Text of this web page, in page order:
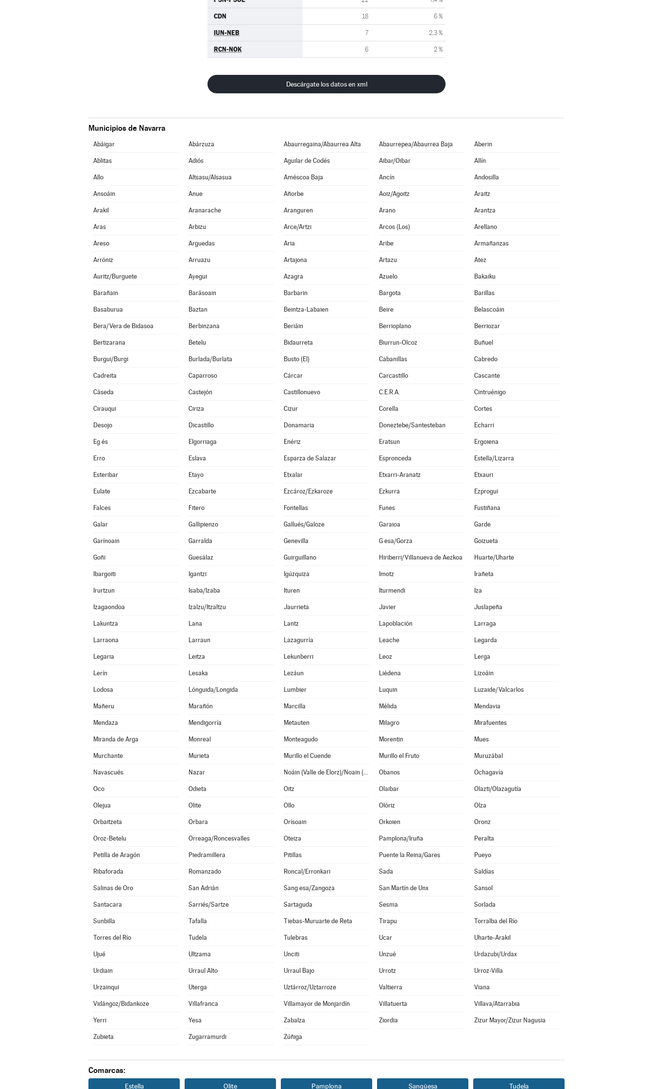
CDN 18 6 %
IUN-NEB 7 2,3 %
RCN-NOK 6 2 %
Descárgate los datos en xml
Municipios de Navarra
Abáigar Abárzuza Abaurregaina/Abaurrea Alta Abaurrepea/Abaurrea Baja Aberin
Ablitas Adiós Aguilar de Codés Aibar/Oibar Allín
Allo Altsasu/Alsasua Améscoa Baja Ancín Andosilla
Ansoáin Anue Añorbe Aoiz/Agoitz Araitz
Arakil Aranarache Aranguren Arano Arantza
Aras Arbizu Arce/Artzi Arcos (Los) Arellano
Areso Arguedas Aria Aribe Armañanzas
Arróniz Arruazu Artajona Artazu Atez
Auritz/Burguete Ayegui Azagra Azuelo Bakaiku
Barañain Barásoain Barbarin Bargota Barillas
Basaburua Baztan Beintza-Labaien Beire Belascoáin
Bera/Vera de Bidasoa Berbinzana Beriáin Berrioplano Berriozar
Bertizarana Betelu Bidaurreta Biurrun-Olcoz Buñuel
Burgui/Burgi Burlada/Burlata Busto (El) Cabanillas Cabredo
Cadreita Caparroso Cárcar Carcastillo Cascante
Cáseda Castejón Castillonuevo C.E.R.A. Cintruénigo
Cirauqui Ciriza Cizur Corella Cortes
Desojo Dicastillo Donamaria Doneztebe/Santesteban Echarri
Eg és Elgorriaga Enériz Eratsun Ergoiena
Erro Eslava Esparza de Salazar Espronceda Estella/Lizarra
Esteribar Etayo Etxalar Etxarri-Aranatz Etxauri
Eulate Ezcabarte Ezcároz/Ezkaroze Ezkurra Ezprogui
Falces Fitero Fontellas Funes Fustiñana
Galar Gallipienzo Gallués/Galoze Garaioa Garde
Garínoain Garralda Genevilla G esa/Gorza Goizueta
Goñi Guesálaz Guirguillano Hiriberri/Villanueva de Aezkoa Huarte/Uharte
Ibargoiti Igantzi Igúzquiza Imotz Irañeta
Irurtzun Isaba/Izaba Ituren Iturmendi Iza
Izagaondoa Izalzu/Itzaltzu Jaurrieta Javier Juslapeña
Lakuntza Lana Lantz Lapoblación Larraga
Larraona Larraun Lazagurría Leache Legarda
Legaria Leitza Lekunberri Leoz Lerga
Lerín Lesaka Lezáun Liédena Lizoáin
Lodosa Lónguida/Longida Lumbier Luquin Luzaide/Valcarlos
Mañeru Marañón Marcilla Mélida Mendavia
Mendaza Mendigorría Metauten Milagro Mirafuentes
Miranda de Arga Monreal Monteagudo Morentin Mues
Murchante Murieta Murillo el Cuende Murillo el Fruto Muruzábal
Navascués Nazar Noáin (Valle de Elorz)/Noain (Elortzibar) Obanos Ochagavía
Oco Odieta Oitz Olaibar Olazti/Olazagutía
Olejua Olite Ollo Olóriz Olza
Orbaitzeta Orbara Orísoain Orkoien Oronz
Oroz-Betelu Orreaga/Roncesvalles Oteiza Pamplona/Iruña Peralta
Petilla de Aragón Piedramillera Pitillas Puente la Reina/Gares Pueyo
Ribaforada Romanzado Roncal/Erronkari Sada Saldías
Salinas de Oro San Adrián Sang esa/Zangoza San Martín de Unx Sansol
Santacara Sarriés/Sartze Sartaguda Sesma Sorlada
Sunbilla Tafalla Tiebas-Muruarte de Reta Tirapu Torralba del Río
Torres del Río Tudela Tulebras Ucar Uharte-Arakil
Ujué Ultzama Unciti Unzué Urdazubi/Urdax
Urdiain Urraul Alto Urraul Bajo Urrotz Urroz-Villa
Urzainqui Uterga Uztárroz/Uztarroze Valtierra Viana
Vidángoz/Bidankoze Villafranca Villamayor de Monjardín Villatuerta Villava/Atarrabia
Yerri Yesa Zabalza Ziordia Zizur Mayor/Zizur Nagusia
Zubieta Zugarramurdi Zúñiga
Comarcas:
Estella Olite Pamplona Sangüesa Tudela